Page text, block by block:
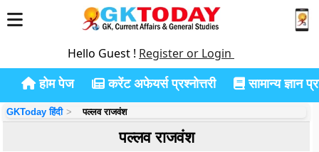
Hello Guest ! Register or Login
होम पेज करेंट अफेयर्स प्रश्नोत्तरी सामान्य ज्ञान
GKToday हिंदी पल्लव राजवंश
पल्लव राजवंश